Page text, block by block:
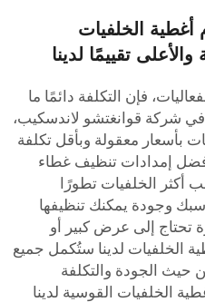
الخلفيات
تقييمًا لدينا
فإن التكلفة دائمًا ما
شركة قوانغتشو لاندسكيب،
معقولة وبأقل تكلفة
إمدادات تنظيف غطاء
الخلفيات تطورًا
وجودة يمكنك تنظيفها
إلى عرض كبير أو
الخلفيات لدينا ستُكمل جميع
حيث الجودة والتكلفة
الخلفيات القوسية لدينا